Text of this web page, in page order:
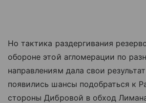
Но тактика раздергивания
обороне этой агломерации по
направлениям дала свои
появились шансы подобраться к
стороны Дибровой в обход